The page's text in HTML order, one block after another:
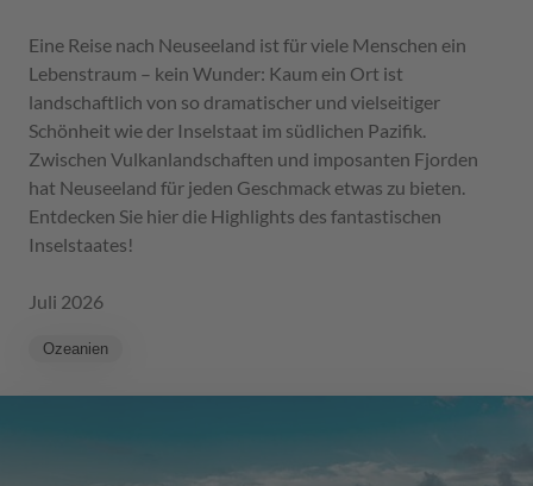
Eine Reise nach Neuseeland ist für viele Menschen ein
Lebenstraum – kein Wunder: Kaum ein Ort ist
landschaftlich von so dramatischer und vielseitiger
Schönheit wie der Inselstaat im südlichen Pazifik.
Zwischen Vulkanlandschaften und imposanten Fjorden
hat Neuseeland für jeden Geschmack etwas zu bieten.
Entdecken Sie hier die Highlights des fantastischen
Inselstaates!
Juli 2026
Ozeanien